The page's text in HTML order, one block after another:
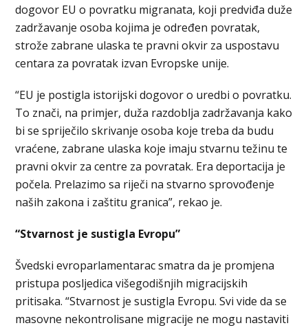
dogovor EU o povratku migranata, koji predviđa duže
zadržavanje osoba kojima je određen povratak,
strože zabrane ulaska te pravni okvir za uspostavu
centara za povratak izvan Evropske unije.
“EU je postigla istorijski dogovor o uredbi o povratku.
To znači, na primjer, duža razdoblja zadržavanja kako
bi se spriječilo skrivanje osoba koje treba da budu
vraćene, zabrane ulaska koje imaju stvarnu težinu te
pravni okvir za centre za povratak. Era deportacija je
počela. Prelazimo sa riječi na stvarno sprovođenje
naših zakona i zaštitu granica”, rekao je.
“Stvarnost je sustigla Evropu”
Švedski evroparlamentarac smatra da je promjena
pristupa posljedica višegodišnjih migracijskih
pritisaka. “Stvarnost je sustigla Evropu. Svi vide da se
masovne nekontrolisane migracije ne mogu nastaviti